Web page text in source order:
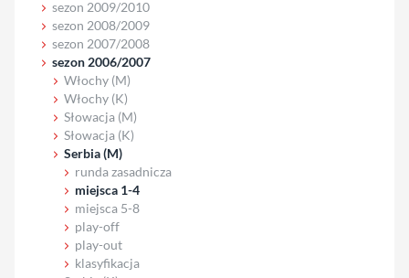
sezon 2009/2010
sezon 2008/2009
sezon 2007/2008
sezon 2006/2007
Włochy (M)
Włochy (K)
Słowacja (M)
Słowacja (K)
Serbia (M)
runda zasadnicza
miejsca 1-4
miejsca 5-8
play-off
play-out
klasyfikacja